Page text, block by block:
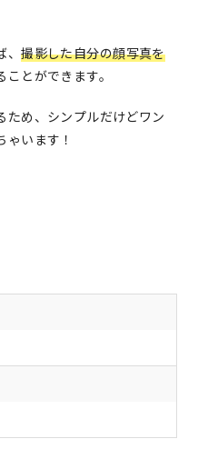
、撮影した自分の顔写真を
ことができます。
ため、シンプルだけどワン
います！